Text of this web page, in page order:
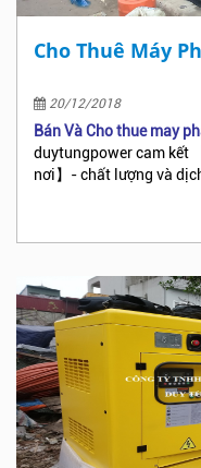
Cho Thuê Máy
20/12/2018
Bán Và Cho thue may
duytungpower cam kết
nơi】- chất lượng và
của chúng tôi, với
nghề, thân thiện đảm